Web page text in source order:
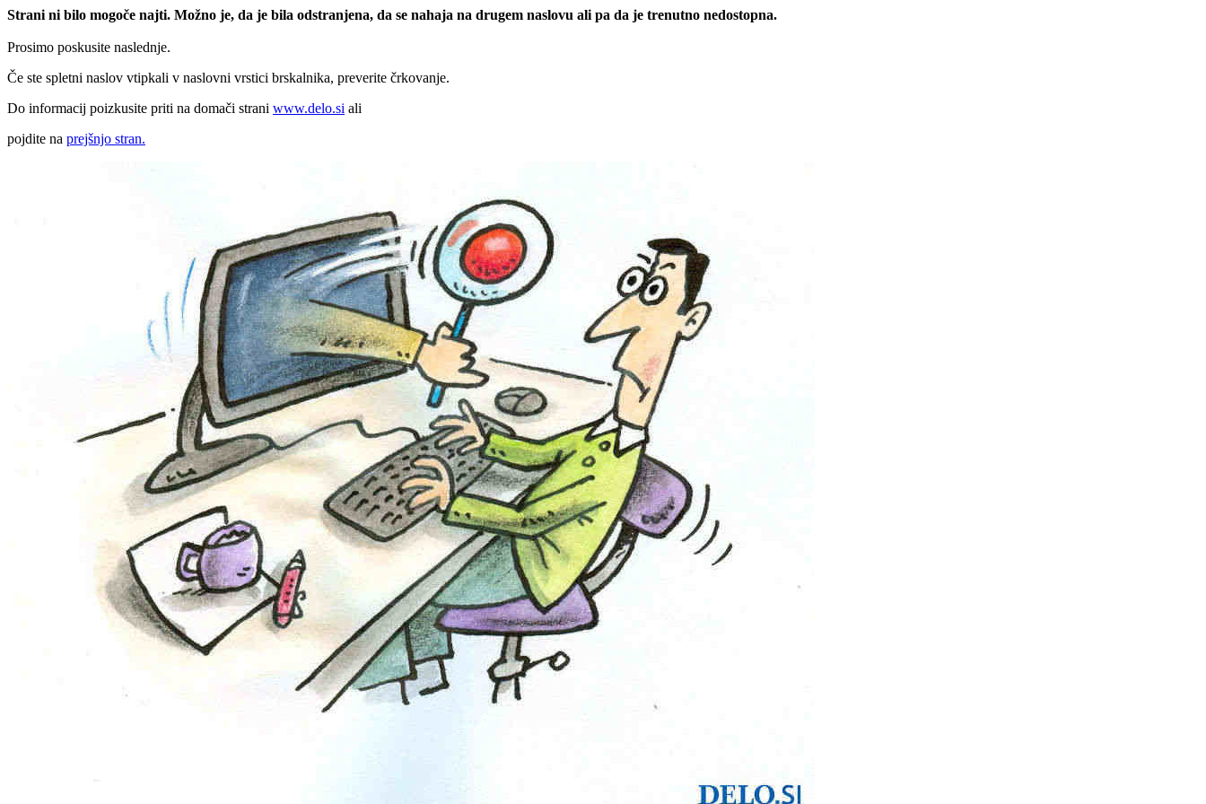
Strani ni bilo mogoče najti. Možno je, da je bila odstranjena, da se nahaja na drugem naslovu ali pa da je trenutno nedostopna.
Prosimo poskusite naslednje.
Če ste spletni naslov vtipkali v naslovni vrstici brskalnika, preverite črkovanje.
Do informacij poizkusite priti na domači strani www.delo.si ali
pojdite na prejšnjo stran.